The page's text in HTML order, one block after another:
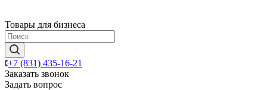
Товары для бизнеса
+7 (831) 435-16-21
Заказать звонок
Задать вопрос